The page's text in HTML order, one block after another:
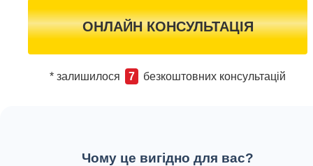
ОНЛАЙН КОНСУЛЬТАЦІЯ
* залишилося 7 безкоштовних консультацій
Чому це вигідно для вас?